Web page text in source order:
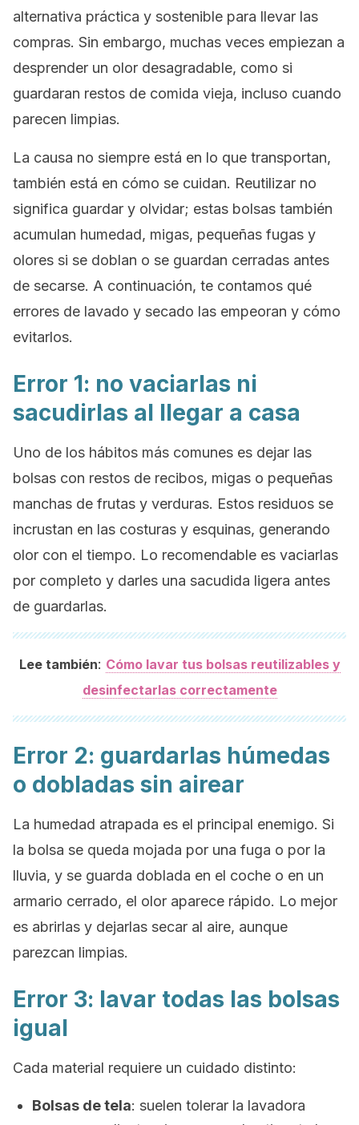
alternativa práctica y sostenible para llevar las
compras. Sin embargo, muchas veces empiezan a
desprender un olor desagradable, como si
guardaran restos de comida vieja, incluso cuando
parecen limpias.
La causa no siempre está en lo que transportan,
también está en cómo se cuidan. Reutilizar no
significa guardar y olvidar; estas bolsas también
acumulan humedad, migas, pequeñas fugas y
olores si se doblan o se guardan cerradas antes
de secarse. A continuación, te contamos qué
errores de lavado y secado las empeoran y cómo
evitarlos.
Error 1: no vaciarlas ni
sacudirlas al llegar a casa
Uno de los hábitos más comunes es dejar las
bolsas con restos de recibos, migas o pequeñas
manchas de frutas y verduras. Estos residuos se
incrustan en las costuras y esquinas, generando
olor con el tiempo. Lo recomendable es vaciarlas
por completo y darles una sacudida ligera antes
de guardarlas.
Lee también: Cómo lavar tus bolsas reutilizables y
desinfectarlas correctamente
Error 2: guardarlas húmedas
o dobladas sin airear
La humedad atrapada es el principal enemigo. Si
la bolsa se queda mojada por una fuga o por la
lluvia, y se guarda doblada en el coche o en un
armario cerrado, el olor aparece rápido. Lo mejor
es abrirlas y dejarlas secar al aire, aunque
parezcan limpias.
Error 3: lavar todas las bolsas
igual
Cada material requiere un cuidado distinto:
Bolsas de tela: suelen tolerar la lavadora